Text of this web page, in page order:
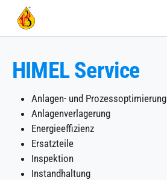
HIMEL Service
Anlagen- und Prozessoptimierung
Anlagenverlagerung
Energieeffizienz
Ersatzteile
Inspektion
Instandhaltung